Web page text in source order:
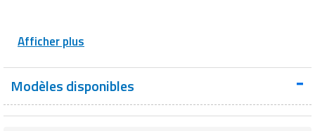
Afficher plus
Modèles disponibles